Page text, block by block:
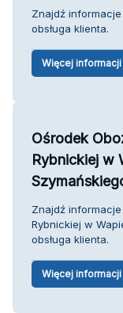
Znajdź informacje
obsługa klienta.
Więcej informacji
Ośrodek
Rybnickiej w
Znajdź
Rybnickiej w
obsługa klienta.
Więcej informacji